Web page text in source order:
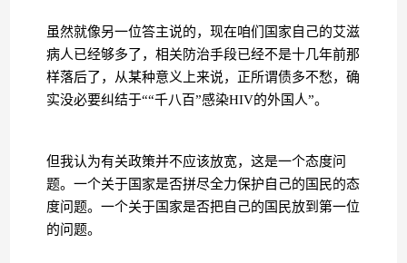
虽然就像另一位答主说的，现在咱们国家自己的艾滋
病人已经够多了，相关防治手段已经不是十几年前那
样落后了，从某种意义上来说，正所谓债多不愁，确
实没必要纠结于““千八百”感染HIV的外国人”。
但我认为有关政策并不应该放宽，这是一个态度问
题。一个关于国家是否拼尽全力保护自己的国民的态
度问题。一个关于国家是否把自己的国民放到第一位
的问题。